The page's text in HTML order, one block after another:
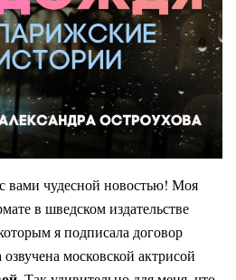
вами чудесной новостью! Моя
в шведском издательстве
я подписала договор
московской актрисой